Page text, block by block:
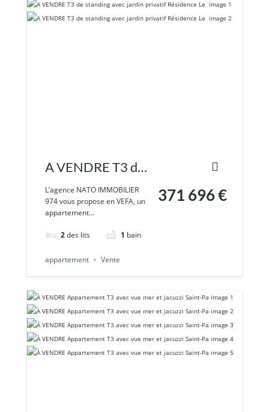
A VENDRE T3 de
standing avec
jardin privatif
Résidence Le
L’agence NATO IMMOBILIER
974 vous propose en VEFA, un
appartement...
2des lits 1 bain
371 696 €
appartement Vente